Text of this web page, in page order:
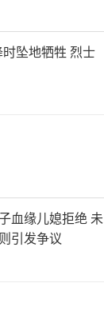
坠地牺牲 烈士
血缘儿媳拒绝 未
引发争议